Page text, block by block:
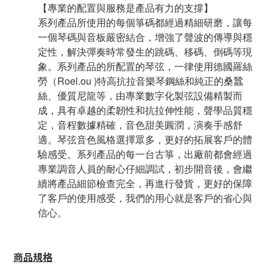
【專業的配置與服務是產品有力的支撐】
系列產品所使用的每個箏碼都經過精細研磨，讓每
一個琴碼與音板嚴密結合，增強了聲波的傳導與穩
定性，解決彈奏時常發生的跳碼、移碼、倒碼等現
象。 系列產品的所配置的琴弦，一律使用德國羅絲
勞（Roel.ou )特高抗拉音樂琴鋼絲和純正的桑蠶
絲、優質尼龍等，由專業數字化製弦設備精製而
成，具有卓越的柔韌性和抗拉伸性能，聲學品質穩
定，音程數據精確，音色甜美圓潤，演奏手感舒
適。琴弦音色風格選擇眾多，更好的拓展客戶的體
驗感受。 系列產品的每一台古箏，出廠前都會經過
專業調音人員的耐心仔細調試，初步開音後，會繼
續將產品細節檢查完全，再進行發貨，更好的保障
了客戶的使用感受，我們的用心就是客戶的省心與
信心。
商品規格